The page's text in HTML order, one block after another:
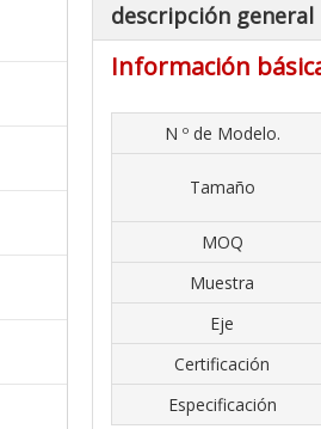
descripción general
Información
N º de Modelo.
Tamaño
MOQ
Muestra
Eje
Certificación
Especificación